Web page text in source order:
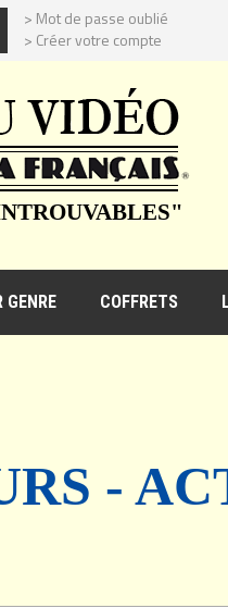
> Mot de passe oublié
> Créer votre compte
GENRE COFFRETS
-